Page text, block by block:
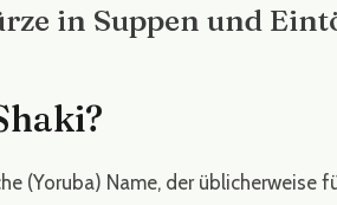
in Suppen und
(Yoruba) Name, der üblicherweise